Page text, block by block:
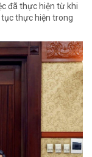
đã thực hiện từ khi
thực hiện trong